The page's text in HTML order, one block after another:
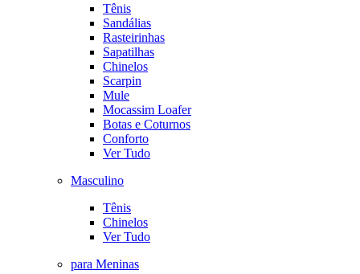
Tênis
Sandálias
Rasteirinhas
Sapatilhas
Chinelos
Scarpin
Mule
Mocassim Loafer
Botas e Coturnos
Conforto
Ver Tudo
Masculino
Tênis
Chinelos
Ver Tudo
para Meninas